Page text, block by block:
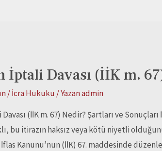
İptali Davası (İİK m.
/İcra Hukuku/ Yazanadmin
(İİK m. 67) Nedir? Şartları ve
bu itirazın haksız veya kötü niyetli
Kanunu’nun (İİK) 67. maddesinde